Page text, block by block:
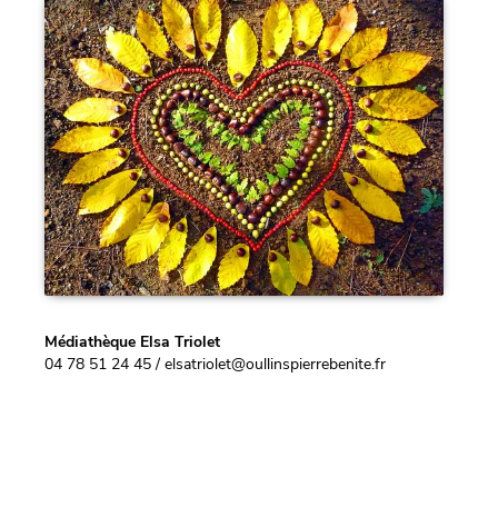
Médiathèque Elsa Triolet
04 78 51 24 45 / elsatriolet@oullinspierrebenite.fr